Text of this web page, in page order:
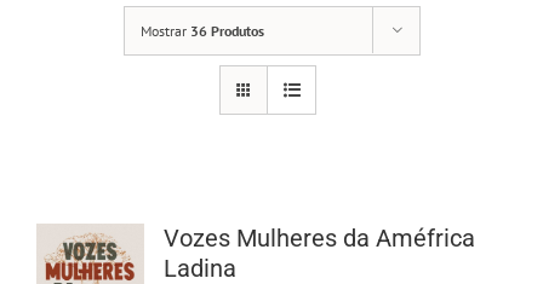
Sobre a Editora
Mostrar 36 Produtos
Vozes Mulheres da Améfrica
Ladina